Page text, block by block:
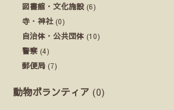
図書館・文化施設(6)
寺・神社(0)
自治体・公共団体 (10)
警察 (4)
郵便局 (7)
動物ボランティア (0)